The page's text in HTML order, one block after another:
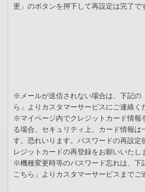
更」のボタンを押下して再設定は完了で
※メールが送信されない場合は、下記の
ら」よりカスタマーサービスにご連絡く
※マイページ内でクレジットカード情報
る場合、セキュリティ上、カード情報は
す。恐れいります。パスワードの再設定
レジットカードの再登録をお願いいたし
※機種変更時等のパスワード忘れは、下
こちら」よりカスタマーサービスまでご